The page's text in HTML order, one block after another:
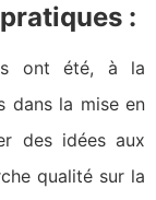
:
ont été, à la
dans la mise en
des idées aux
qualité sur la